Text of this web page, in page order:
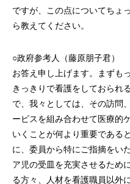
ですが、この点についてちょ
ら教えてください。
○政府参考人（藤原朋子君）
お答え申し上げます。まずも
きっきりで看護をしておられ
で、我々としては、その訪問
ービスを組み合わせて医療的
いくことが何より重要である
に、委員から特にご指摘をい
ア児の受皿を充実させるため
る方々、人材を看護職員以外